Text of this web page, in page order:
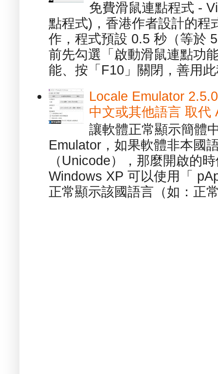
免費滑鼠連點程式 -
點程式)，香港作者設計的程
作，程式預設 0.5 秒（等於
前先勾選「啟動滑鼠連點功
能、按「F10」關閉，善用
Locale Emulator
中文或其他語言 取代
讓軟體正常顯示簡體
Emulator，如果軟體非本國
（Unicode），那麼開啟的
Windows XP 可以使用「
正常顯示該國語言（如：正